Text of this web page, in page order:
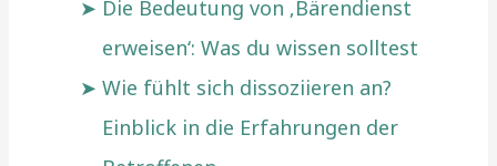
Die Bedeutung von ‚Bärendienst
erweisen‘: Was du wissen solltest
Wie fühlt sich dissoziieren an?
Einblick in die Erfahrungen der